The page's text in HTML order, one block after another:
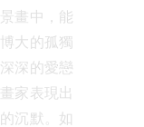
畫中，能
大的孤獨
深的愛戀
家表現出
沉默。如